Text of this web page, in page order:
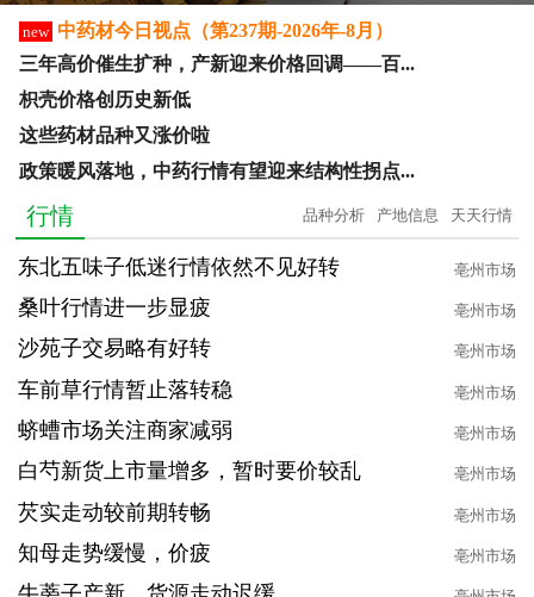
new 中药材今日视点（第237期-2026年-8月）
三年高价催生扩种，产新迎来价格回调——百...
枳壳价格创历史新低
这些药材品种又涨价啦
政策暖风落地，中药行情有望迎来结构性拐点...
行情 天天行情
产地信息
品种分析
东北五味子低迷行情依然不见好转 亳州市场
桑叶行情进一步显疲 亳州市场
沙苑子交易略有好转 亳州市场
车前草行情暂止落转稳 亳州市场
蛴螬市场关注商家减弱 亳州市场
白芍新货上市量增多，暂时要价较乱 亳州市场
芡实走动较前期转畅 亳州市场
知母走势缓慢，价疲 亳州市场